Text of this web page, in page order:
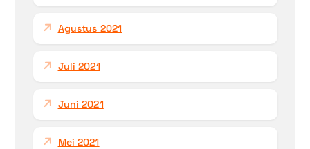
Agustus 2021
Juli 2021
Juni 2021
Mei 2021